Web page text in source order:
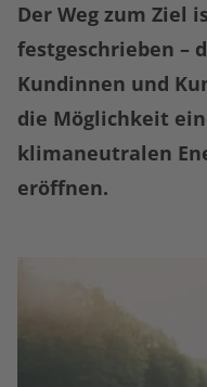
Der Weg zum Ziel
festgeschrieben –
Kundinnen und
die Möglichkeit
klimaneutralen
eröffnen.